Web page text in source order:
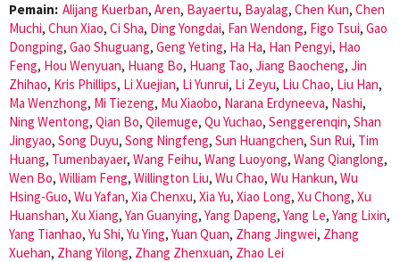
Pemain: Alijang Kuerban, Aren, Bayaertu, Bayalag, Chen Kun, Chen
Muchi, Chun Xiao, Ci Sha, Ding Yongdai, Fan Wendong, Figo Tsui, Gao
Dongping, Gao Shuguang, Geng Yeting, Ha Ha, Han Pengyi, Hao
Feng, Hou Wenyuan, Huang Bo, Huang Tao, Jiang Baocheng, Jin
Zhihao, Kris Phillips, Li Xuejian, Li Yunrui, Li Zeyu, Liu Chao, Liu Han,
Ma Wenzhong, Mi Tiezeng, Mu Xiaobo, Narana Erdyneeva, Nashi,
Ning Wentong, Qian Bo, Qilemuge, Qu Yuchao, Senggerenqin, Shan
Jingyao, Song Duyu, Song Ningfeng, Sun Huangchen, Sun Rui, Tim
Huang, Tumenbayaer, Wang Feihu, Wang Luoyong, Wang Qianglong,
Wen Bo, William Feng, Willington Liu, Wu Chao, Wu Hankun, Wu
Hsing-Guo, Wu Yafan, Xia Chenxu, Xia Yu, Xiao Long, Xu Chong, Xu
Huanshan, Xu Xiang, Yan Guanying, Yang Dapeng, Yang Le, Yang Lixin,
Yang Tianhao, Yu Shi, Yu Ying, Yuan Quan, Zhang Jingwei, Zhang
Xuehan, Zhang Yilong, Zhang Zhenxuan, Zhao Lei